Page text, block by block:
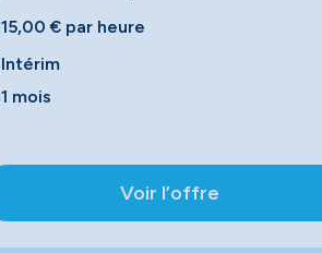
15,00 € par heure
Intérim
1 mois
Voir l’offre